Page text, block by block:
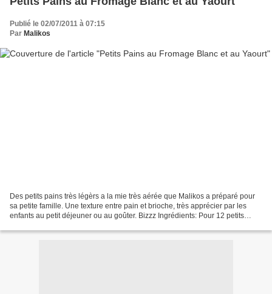
Publié le 02/07/2011 à 07:15
Par Malikos
Des petits pains très légèrs a la mie très aérée que Malikos a préparé pour
sa petite famille. Une texture entre pain et brioche, très apprécier par les
enfants au petit déjeuner ou au goûter. Bizzz Ingrédients: Pour 12 petits